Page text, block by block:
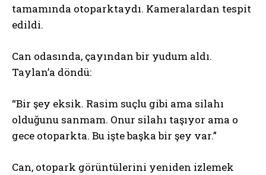
tamamında otoparktaydı. Kameralardan tespit
edildi.
Can odasında, çayından bir yudum aldı.
Taylan’a döndü:
“Bir şey eksik. Rasim suçlu gibi ama silahı
olduğunu sanmam. Onur silahı taşıyor ama o
gece otoparkta. Bu işte başka bir şey var.”
Can, otopark görüntülerini yeniden izlemek